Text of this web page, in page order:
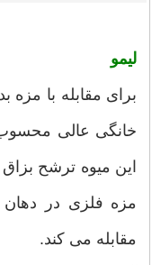
لیمو
برای مقابله با مزه
خانگی عالی
این میوه ترشح
مزه فلزی در
مقابله می کند.